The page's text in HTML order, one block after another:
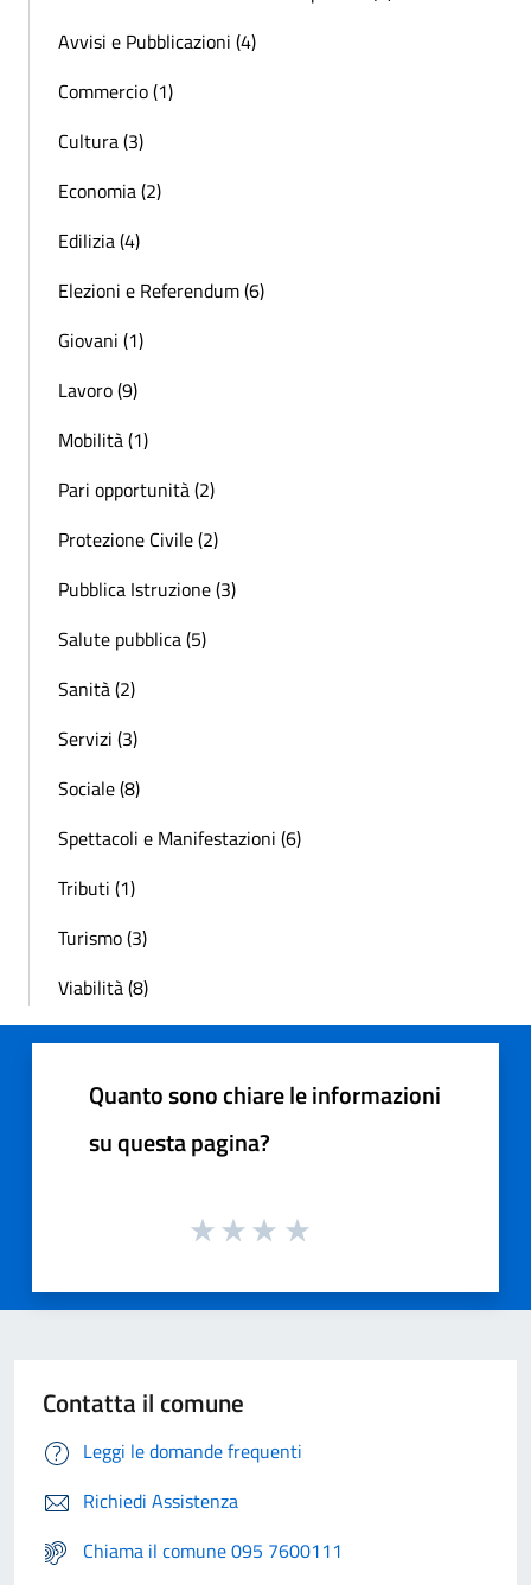
Avvisi e Pubblicazioni (4)
Commercio (1)
Cultura (3)
Economia (2)
Edilizia (4)
Elezioni e Referendum (6)
Giovani (1)
Lavoro (9)
Mobilità (1)
Pari opportunità (2)
Protezione Civile (2)
Pubblica Istruzione (3)
Salute pubblica (5)
Sanità (2)
Servizi (3)
Sociale (8)
Spettacoli e Manifestazioni (6)
Tributi (1)
Turismo (3)
Viabilità (8)
Quanto sono chiare le informazioni
su questa pagina?
Contatta il comune
Leggi le domande frequenti
Richiedi Assistenza
Chiama il comune 095 7600111